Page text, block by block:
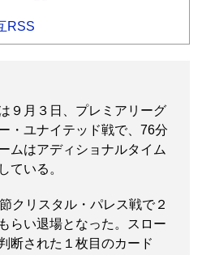
RSS
９月３日、プレミアリーグ
・ユナイテッド戦で、76分
ムはアディショナルタイム
ている。
クリスタル・パレス戦で２
らい退場となった。スロー
断された１枚目のカード